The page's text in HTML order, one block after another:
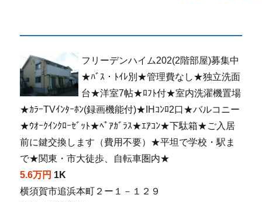
フリーデンハイム202(2階部屋)募集中
★ﾊﾞｽ・ﾄｲﾚ別★管理費なし★独立洗面
台★洋室7帖★ﾛﾌﾄ付★室内洗濯機置場
★ｶﾗｰTVｲﾝﾀｰﾎﾝ(録画機能付)★IHｺﾝﾛ2口★バルコニー
★ｳｵｰｸｲﾝｸﾛｰｾﾞｯﾄ★ﾍﾟｱｶﾞﾗｽ★ｴｱｺﾝ★下駄箱★ご入居
前に鍵交換します（費用不要）★平坦で学校・駅ま
で★関東・市大徒歩、自転車圏内★
5.6万円 1K
横須賀市追浜本町２ー１－１２９